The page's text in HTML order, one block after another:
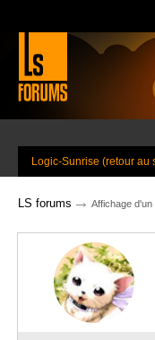
Logic-Sunrise (retour au
LS forums → Affichage